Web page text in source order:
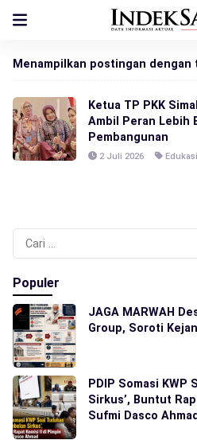
Menampilkan postingan dengan
Ketua TP PKK
Ambil Peran Lebih
Pembangunan
2 Juli 2026 Edukasi
Cari
untuk:
Populer
JAGA MARWAH
Group, Soroti
PDIP Somasi KWP
Sirkus’, Buntut
Sufmi Dasco Ahmad